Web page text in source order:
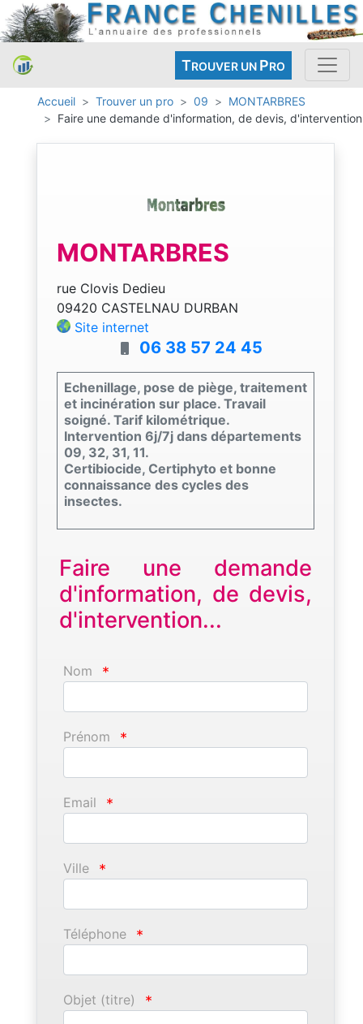
TROUVER UN PRO
Accueil Trouver un pro 09
MONTARBRES
Faire une demande d'information, de devis, d'intervention
MONTARBRES
rue Clovis Dedieu
09420 CASTELNAU DURBAN
Site internet
06 38 57 24 45
Echenillage, pose de piège, traitement
et incinération sur place. Travail
soigné. Tarif kilométrique.
Intervention 6j/7j dans départements
09, 32, 31, 11.
Certibiocide, Certiphyto et bonne
connaissance des cycles des
insectes.
Faire une demande
d'information, de devis,
d'intervention...
Nom *
Prénom *
Email *
Ville *
Téléphone *
Objet (titre) *